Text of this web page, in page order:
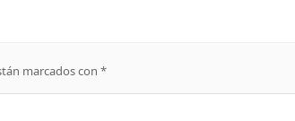
marcados con *